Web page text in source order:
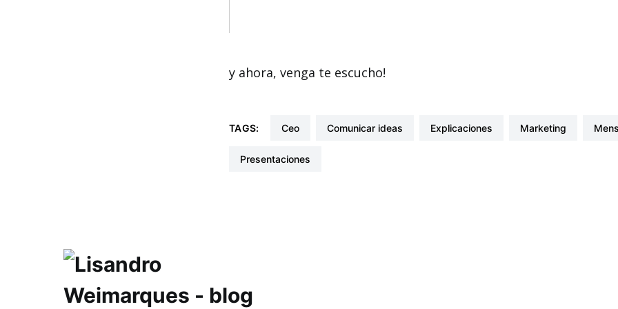
y ahora, venga te escucho!
TAGS: ceo comunicar ideas explicaciones marketing
presentaciones